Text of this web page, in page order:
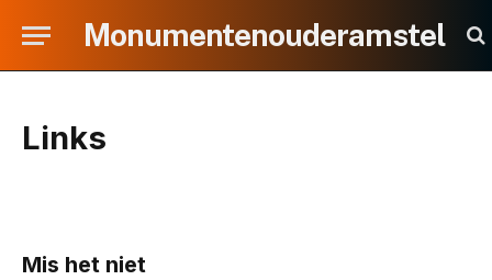
Monumentenouderamstel
Links
Mis het niet